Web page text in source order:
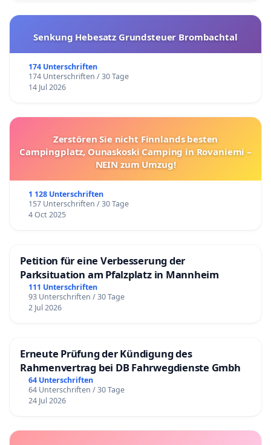
Senkung Hebesatz Grundsteuer Brombachtal
174 Unterschriften
174 Unterschriften / 30 Tage
14 Jul 2026
Zerstören Sie nicht Finnlands besten
Campingplatz, Ounaskoski Camping in Rovaniemi –
NEIN zum Umzug!
1 128 Unterschriften
157 Unterschriften / 30 Tage
4 Oct 2025
Petition für eine Verbesserung der
Parksituation am Pfalzplatz in Mannheim
111 Unterschriften
93 Unterschriften / 30 Tage
2 Jul 2026
Erneute Prüfung der Kündigung des
Rahmenvertrag bei DB Fahrwegdienste Gmbh
64 Unterschriften
64 Unterschriften / 30 Tage
24 Jul 2026